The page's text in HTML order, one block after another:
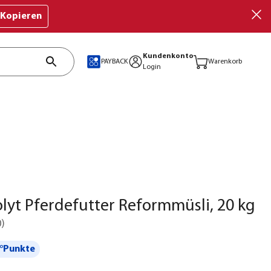
Kopieren
PAYBACK
Kundenkonto
Login
Warenkorb
Pferdefutter Reformmüsli, 20 kg
)